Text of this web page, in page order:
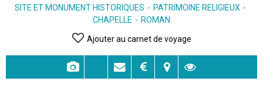
SITE ET MONUMENT HISTORIQUES
PATRIMOINE RELIGIEUX
CHAPELLE
ROMAN
Ajouter au carnet de voyage